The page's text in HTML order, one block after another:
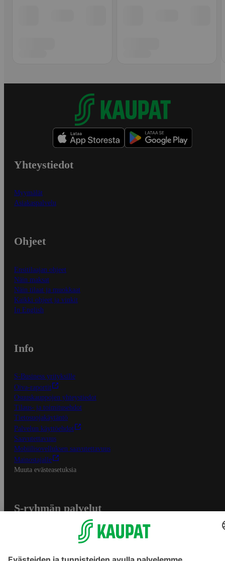
Yhteystiedot
Myymälät
Asiakaspalvelu
Ohjeet
Ensitilaajan ohjeet
Näin maksat
Näin tilaat ja muokkaat
Kaikki ohjeet ja vinkit
In English
Info
S-Business yrityksille
Oiva-raportit
Osuuskauppojen yhteystiedot
Tilaus- ja toimitusehdot
Tietosuojakäytäntö
Palvelun käyttöehdot
Saavutettavuus
Mobiilisovelluksen saavutettavuus
Mainostajalle
Muuta evästeasetuksia
S-ryhmän palvelut